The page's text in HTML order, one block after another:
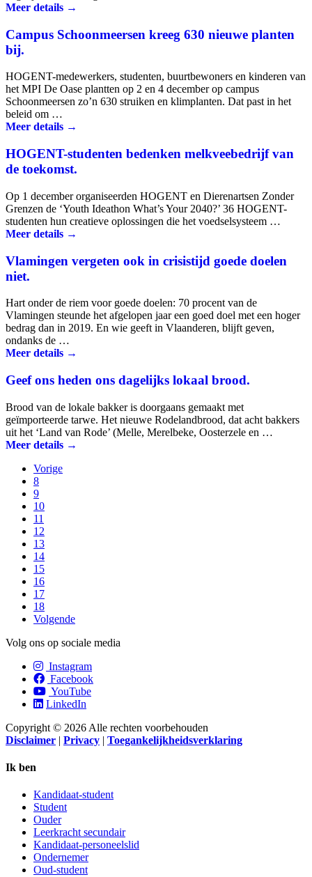
Meer details →
Campus Schoonmeersen kreeg 630 nieuwe planten
bij.
HOGENT-medewerkers, studenten, buurtbewoners en kinderen van
het MPI De Oase plantten op 2 en 4 december op campus
Schoonmeersen zo’n 630 struiken en klimplanten. Dat past in het
beleid om …
Meer details →
HOGENT-studenten bedenken melkveebedrijf van
de toekomst.
Op 1 december organiseerden HOGENT en Dierenartsen Zonder
Grenzen de ‘Youth Ideathon What’s Your 2040?’ 36 HOGENT-
studenten hun creatieve oplossingen die het voedselsysteem …
Meer details →
Vlamingen vergeten ook in crisistijd goede doelen
niet.
Hart onder de riem voor goede doelen: 70 procent van de
Vlamingen steunde het afgelopen jaar een goed doel met een hoger
bedrag dan in 2019. En wie geeft in Vlaanderen, blijft geven,
ondanks de …
Meer details →
Geef ons heden ons dagelijks lokaal brood.
Brood van de lokale bakker is doorgaans gemaakt met
geïmporteerde tarwe. Het nieuwe Rodelandbrood, dat acht bakkers
uit het ‘Land van Rode’ (Melle, Merelbeke, Oosterzele en …
Meer details →
Vorige
8
9
10
11
12
13
14
15
16
17
18
Volgende
Volg ons op sociale media
Instagram
Facebook
YouTube
LinkedIn
Copyright © 2026 Alle rechten voorbehouden
Disclaimer | Privacy | Toegankelijkheidsverklaring
Ik ben
Kandidaat-student
Student
Ouder
Leerkracht secundair
Kandidaat-personeelslid
Ondernemer
Oud-student